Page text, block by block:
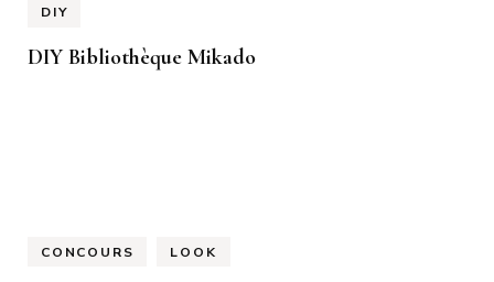
DIY
DIY Bibliothèque Mikado
CONCOURS LOOK